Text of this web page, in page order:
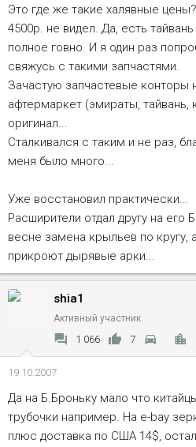
Это где же такие халявные
4500р. не видел. Да, есть
полное говно. И я один раз
свяжусь с такими запчастями.
Зачастую запчастевые конторы
афтермаркет (эмираты, тайвань,
оригинал...
Сталкивался с таким и не раз,
меня было много...
Уже восстановил практически...
Расширители отдал другу на его
весне замена крыльев по кругу,
прикроют дырявые арки...
shia1
Активный участник
1 066 7
19.10.2007
Да на Б.Броньку мало что
трубочки например. На e-bay
плюс доставка по США 14$,